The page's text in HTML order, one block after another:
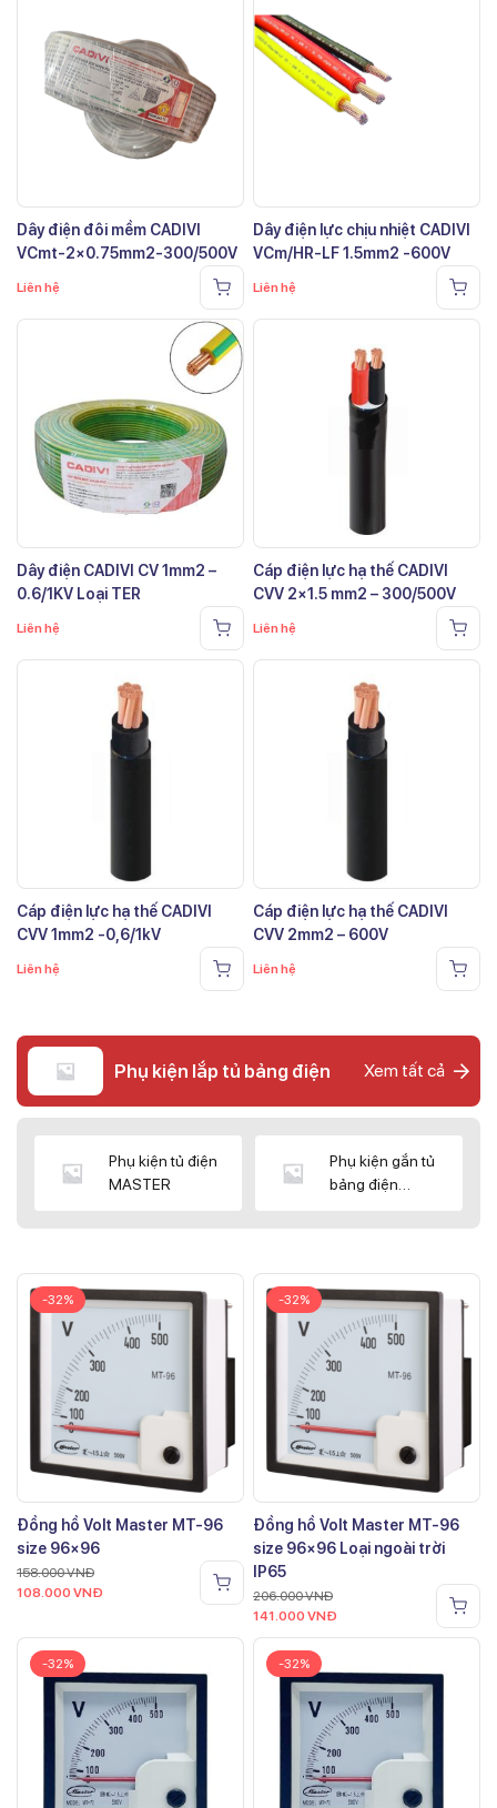
Dây điện đôi mềm CADIVI
VCmt-2×0.75mm2-300/500V
Liên hệ
Dây điện lực chịu nhiệt CADIVI
VCm/HR-LF 1.5mm2 -600V
Liên hệ
Dây điện CADIVI CV 1mm2 –
0.6/1KV Loại TER
Liên hệ
Cáp điện lực hạ thế CADIVI
CVV 2×1.5 mm2 – 300/500V
Liên hệ
Cáp điện lực hạ thế CADIVI
CVV 1mm2 -0,6/1kV
Liên hệ
Cáp điện lực hạ thế CADIVI
CVV 2mm2 – 600V
Liên hệ
Phụ kiện lắp tủ bảng điện Xem tất cả
Phụ kiện tủ điện
MASTER
Phụ kiện gắn tủ
bảng điện
-32%
Đồng hồ Volt Master MT-96
size 96×96
158.000VNĐ
108.000 VNĐ
-32%
Đồng hồ Volt Master MT-96
size 96×96 Loại ngoài trời
IP65
206.000VNĐ
141.000 VNĐ
-32% -32%